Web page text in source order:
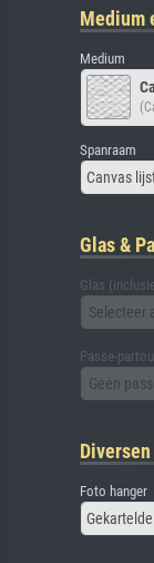
Medium
Medium
Spanraam
Glas &
Glas
Selecteer
Passe-
Geen
Foto hanger